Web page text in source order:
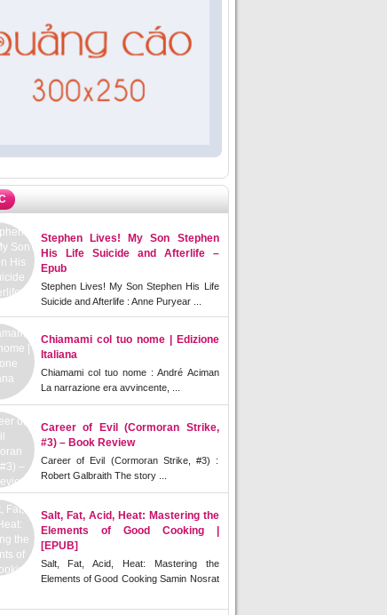
Stephen Lives! My Son Stephen
His Life Suicide and Afterlife –
Epub
Stephen Lives! My Son Stephen His Life
Suicide and Afterlife : Anne Puryear ...
Chiamami col tuo nome | Edizione
Italiana
Chiamami col tuo nome : André Aciman
La narrazione era avvincente, ...
Career of Evil (Cormoran Strike,
#3) – Book Review
Career of Evil (Cormoran Strike, #3) :
Robert Galbraith The story ...
Salt, Fat, Acid, Heat: Mastering the
Elements of Good Cooking |
[EPUB]
Salt, Fat, Acid, Heat: Mastering the
Elements of Good Cooking Samin Nosrat